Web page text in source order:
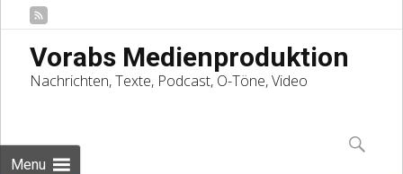
Vorabs Medienproduktion
Nachrichten, Texte, Podcast, O-Töne, Video
Menu
to
content
Suchen
nach: